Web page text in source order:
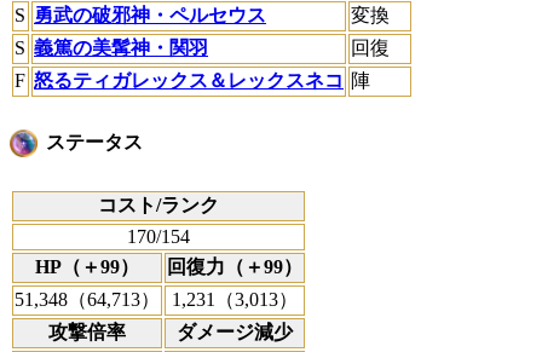
S 勇武の破邪神・ペルセウス
変換
S 義篤の美髯神・関羽
回復
F 怒るティガレックス＆レックスネコ 陣
ステータス
コスト/ランク
170/154
HP（＋99）
回復力（＋99）
51,348（64,713）
1,231（3,013）
攻撃倍率
ダメージ減少